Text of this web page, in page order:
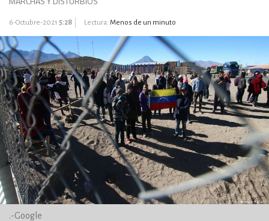
6-Octubre-2021 5:28 Lectura: Menos de un minuto
.-Google